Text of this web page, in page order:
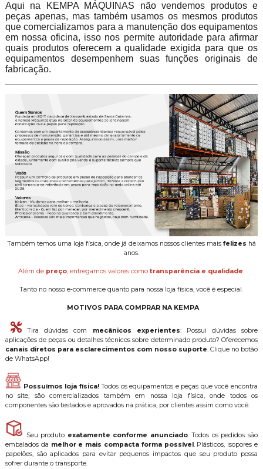
Aqui na KEMPA MÁQUINAS não vendemos produtos e
peças apenas, mas também usamos os mesmos produtos
que comercializamos para a manutenção dos equipamentos
em nossa oficina, isso nos permite autoridade para afirmar
quais produtos oferecem a qualidade exigida para que os
equipamentos desempenhem suas funções originais de
fabricação.
Também temos uma loja física, onde já deixamos nossos clientes mais felizes há
anos.
Além de preço, entregamos valores comotransparência e qualidade.
Tanto no nosso e-commerce quanto para nossa loja física, você é especial.
MOTIVOS PARA COMPRAR NA KEMPA
Tira dúvidas com mecânicos experientes: Possui dúvidas sobre
aplicações de peças ou detalhes técnicos sobre determinado produto? Oferecemos
canais diretos para esclarecimentos com nosso suporte. Clique no botão
de WhatsApp!
Possuímos loja física!Todos os equipamentos e peças que você encontra
no site, são comercializados também em nossa loja física, onde todos os
componentes são testados e aprovados na prática, por clientes assim como você.
Seu produto exatamente conforme anunciado. Todos os pedidos são
embalados da melhor e mais compacta forma possível . Plásticos, isopores e
papelões, são aplicados para evitar pequenos impactos que seu produto possa
sofrer durante o transporte.